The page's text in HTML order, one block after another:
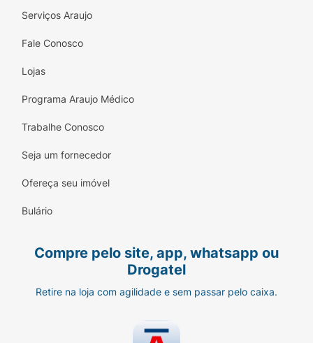
Serviços Araujo
Fale Conosco
Lojas
Programa Araujo Médico
Trabalhe Conosco
Seja um fornecedor
Ofereça seu imóvel
Bulário
Compre pelo site, app, whatsapp ou
Drogatel
Retire na loja com agilidade e sem passar pelo caixa.